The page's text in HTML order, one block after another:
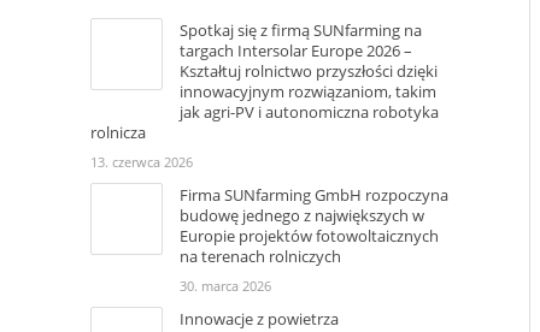
Spotkaj się z firmą SUNfarming na
targach Intersolar Europe 2026 –
Kształtuj rolnictwo przyszłości dzięki
innowacyjnym rozwiązaniom, takim
jak agri-PV i autonomiczna robotyka
rolnicza
13. czerwca 2026
Firma SUNfarming GmbH rozpoczyna
budowę jednego z największych w
Europie projektów fotowoltaicznych
na terenach rolniczych
30. marca 2026
Innowacje z powietrza